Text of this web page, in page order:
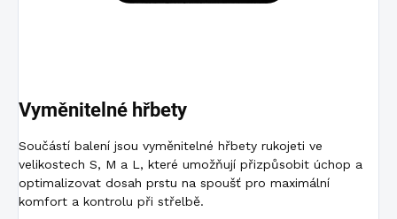
Vyměnitelné hřbety
Součástí balení jsou vyměnitelné hřbety rukojeti ve
velikostech S, M a L, které umožňují přizpůsobit úchop a
optimalizovat dosah prstu na spoušť pro maximální
komfort a kontrolu při střelbě.